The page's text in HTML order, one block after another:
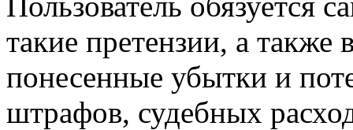
такие претензии, а также
понесенные убытки и
штрафов, судебных